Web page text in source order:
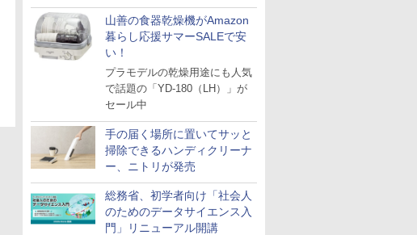
山善の食器乾燥機がAmazon
暮らし応援サマーSALEで安
い！
プラモデルの乾燥用途にも人気
で話題の「YD-180（LH）」が
セール中
手の届く場所に置いてサッと
掃除できるハンディクリーナ
ー、ニトリが発売
総務省、初学者向け「社会人
のためのデータサイエンス入
門」リニューアル開講